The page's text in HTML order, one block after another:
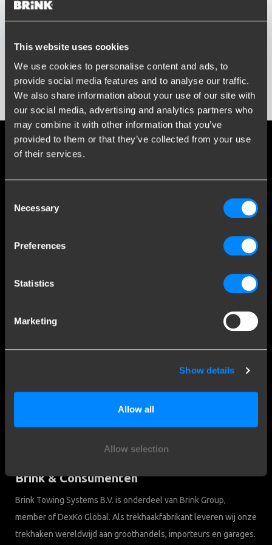
This website uses cookies
We use cookies to personalise content and ads, to
provide social media features and to analyse our traffic.
We also share information about your use of our site with
our social media, advertising and analytics partners who
may combine it with other information that you’ve
provided to them or that they’ve collected from your use
of their services.
Selection
Necessary
Preferences
Statistics
Marketing
Show details
Allow all
Allow selection
Typ of selecteer model...
Typ of selecteer bouwjaar...
Toon resultaten
Social media
Blijf op de hoogte van onze laatste ontwikkelingen
Meer dan 120 jaar expertise
Klantenservice
Privacy
7951 CX Staphorst
KvK: 05058752
BTW: NL805639123B01
Brink & Consumenten
Brink Towing Systems B.V. is onderdeel van Brink Group,
member of DexKo Global. Als trekhaakfabrikant leveren wij onze
trekhaken wereldwijd aan groothandels, importeurs en garages.